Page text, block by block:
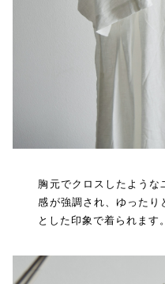
胸元でクロスしたような
感が強調され、ゆったり
とした印象で着られます。